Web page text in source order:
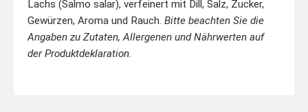
Lachs (Salmo salar), verfeinert mit Dill, Salz, Zucker,
Gewürzen, Aroma und Rauch. Bitte beachten Sie die
Angaben zu Zutaten, Allergenen und Nährwerten auf
der Produktdeklaration.